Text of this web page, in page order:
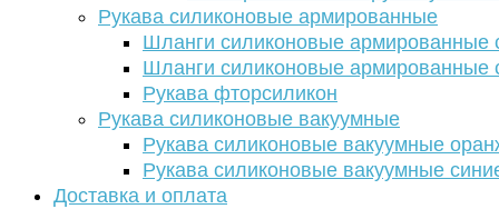
Рукава силиконовые армированные
Шланги силиконовые армированные
Шланги силиконовые армированные
Рукава фторсиликон
Рукава силиконовые вакуумные
Рукава силиконовые вакуумные
Рукава силиконовые вакуумные
Доставка и оплата